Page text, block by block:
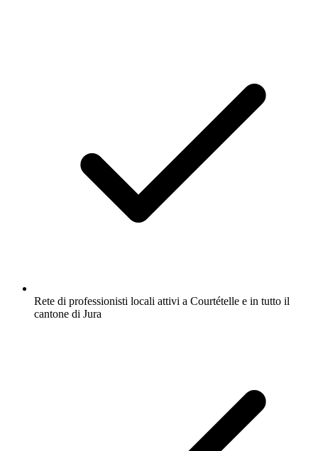
Rete di professionisti locali attivi a Courtételle e in tutto il
cantone di Jura